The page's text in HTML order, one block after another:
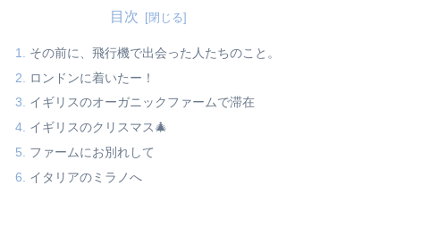
目次
その前に、飛行機で出会った人たちのこと。
ロンドンに着いたー！
イギリスのオーガニックファームで滞在
イギリスのクリスマス🎄
ファームにお別れして
イタリアのミラノへ